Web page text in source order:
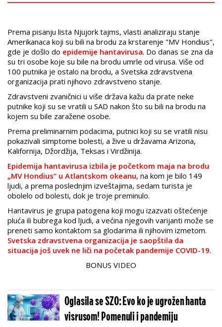
Prema pisanju lista Njujork tajms, vlasti analiziraju stanje
Amerikanaca koji su bili na brodu za krstarenje "MV Hondius",
gde je došlo do epidemije hantavirusa. Do danas se zna da
su tri osobe koje su bile na brodu umrle od virusa. Više od
100 putnika je ostalo na brodu, a Svetska zdravstvena
organizacija prati njihovo zdravstveno stanje.
Zdravstveni zvaničnici u više država kažu da prate neke
putnike koji su se vratili u SAD nakon što su bili na brodu na
kojem su bile zaražene osobe.
Prema preliminarnim podacima, putnici koji su se vratili nisu
pokazivali simptome bolesti, a žive u državama Arizona,
Kalifornija, Džordžija, Teksas i Virdžinija.
Epidemija hantavirusa izbila je početkom maja na brodu
„MV Hondius“ u Atlantskom okeanu, na kom je bilo 149
ljudi, a prema poslednjim izveštajima, sedam turista je
obolelo od bolesti, dok je troje preminulo.
Hantavirus je grupa patogena koji mogu izazvati oštećenje
pluća ili bubrega kod ljudi, a većina njegovih varijanti može se
preneti samo kontaktom sa glodarima ili njihovim izmetom.
Svetska zdravstvena organizacija je saopštila da
situacija još uvek ne liči na početak pandemije COVID-19.
BONUS VIDEO
Oglasila se SZO: Evo ko je ugrožen hanta
visrusom! Pomenuli i pandemiju